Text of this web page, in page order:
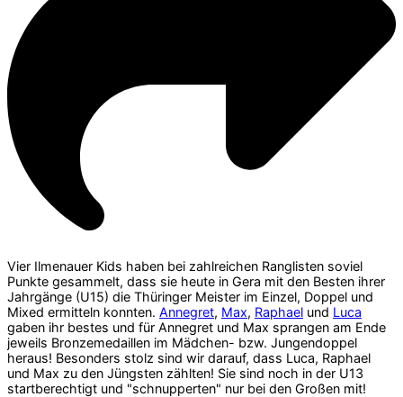
Vier Ilmenauer Kids haben bei zahlreichen Ranglisten soviel
Punkte gesammelt, dass sie heute in Gera mit den Besten ihrer
Jahrgänge (U15) die Thüringer Meister im Einzel, Doppel und
Mixed ermitteln konnten. Annegret, Max, Raphael und Luca
gaben ihr bestes und für Annegret und Max sprangen am Ende
jeweils Bronzemedaillen im Mädchen- bzw. Jungendoppel
heraus! Besonders stolz sind wir darauf, dass Luca, Raphael
und Max zu den Jüngsten zählten! Sie sind noch in der U13
startberechtigt und "schnupperten" nur bei den Großen mit!